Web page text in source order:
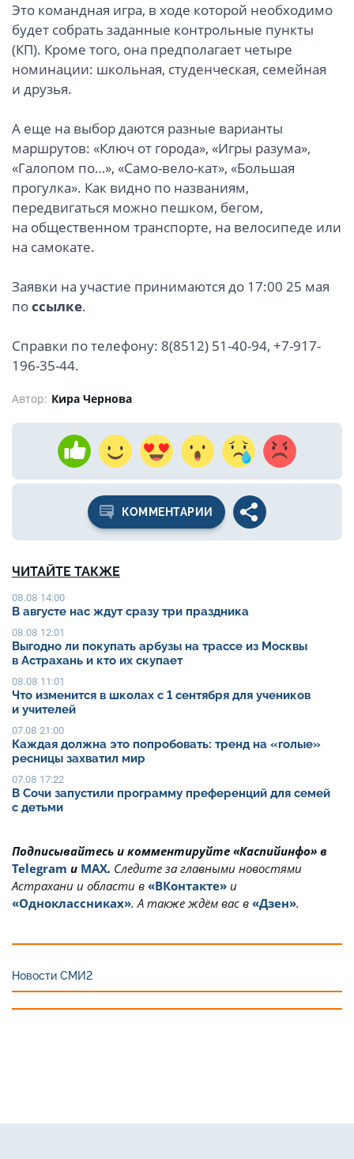
Это командная игра, в ходе которой необходимо
будет собрать заданные контрольные пункты
(КП). Кроме того, она предполагает четыре
номинации: школьная, студенческая, семейная
и друзья.
А еще на выбор даются разные варианты
маршрутов: «Ключ от города», «Игры разума»,
«Галопом по…», «Само-вело-кат», «Большая
прогулка». Как видно по названиям,
передвигаться можно пешком, бегом,
на общественном транспорте, на велосипеде или
на самокате.
Заявки на участие принимаются до 17:00 25 мая
поссылке.
Справки по телефону: 8(8512) 51-40-94, +7-917-
196-35-44.
Автор: Кира Чернова
КОММЕНТАРИИ
ЧИТАЙТЕ ТАКЖЕ
08.08 14:00
В августе нас ждут сразу три праздника
08.08 12:01
Выгодно ли покупать арбузы на трассе из Москвы
в Астрахань и кто их скупает
08.08 11:01
Что изменится в школах с 1 сентября для учеников
и учителей
07.08 21:00
Каждая должна это попробовать: тренд на «голые»
ресницы захватил мир
07.08 17:22
В Сочи запустили программу преференций для семей
с детьми
Подписывайтесь и комментируйте «Каспийинфо» в
Telegram и MAX. Cледите за главными новостями
Астрахани и области в «ВКонтакте» и
«Одноклассниках». А также ждём вас в «Дзен».
Новости СМИ2